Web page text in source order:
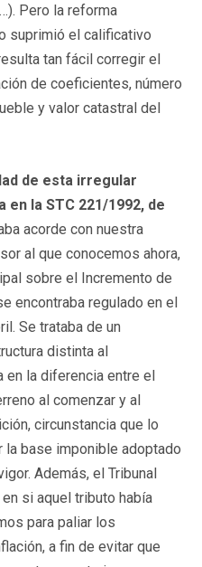
Pero la reforma
suprimió el calificativo
tan fácil corregir el
de coeficientes, número
y valor catastral del
de esta irregular
la STC 221/1992, de
acorde con nuestra
al que conocemos ahora,
sobre el Incremento de
encontraba regulado en el
Se trataba de un
distinta al
en la diferencia entre el
al comenzar y al
circunstancia que lo
la base imponible adoptado
Además, el Tribunal
si aquel tributo había
para paliar los
a fin de evitar que